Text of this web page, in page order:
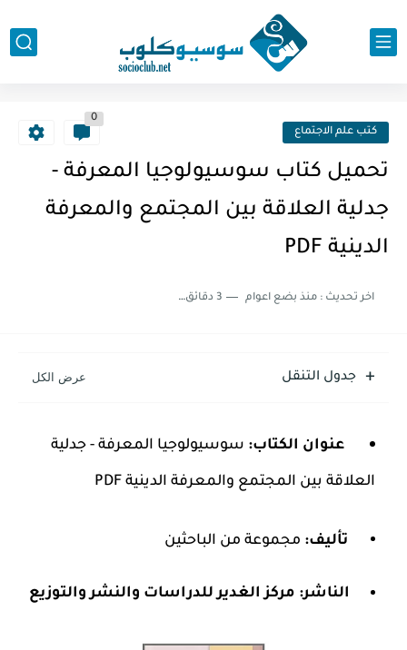
كتب علم الاجتماع
0
تحميل كتاب سوسيولوجيا المعرفة -
جدلية العلاقة بين المجتمع والمعرفة
الدينية PDF
اخر تحديث :منذ بضع اعوام 3 دقائق للقراءة
جدول التنقل
عنوان الكتاب: سوسيولوجيا المعرفة - جدلية
العلاقة بين المجتمع والمعرفة الدينية PDF
تأليف: مجموعة من الباحثين
الناشر: مركز الغدير للدراسات والنشر والتوزيع